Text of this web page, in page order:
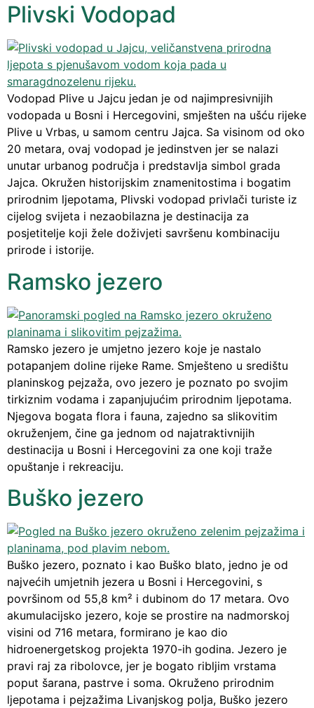
Plivski Vodopad
Vodopad Plive u Jajcu jedan je od najimpresivnijih
vodopada u Bosni i Hercegovini, smješten na ušću rijeke
Plive u Vrbas, u samom centru Jajca. Sa visinom od oko
20 metara, ovaj vodopad je jedinstven jer se nalazi
unutar urbanog područja i predstavlja simbol grada
Jajca. Okružen historijskim znamenitostima i bogatim
prirodnim ljepotama, Plivski vodopad privlači turiste iz
cijelog svijeta i nezaobilazna je destinacija za
posjetitelje koji žele doživjeti savršenu kombinaciju
prirode i istorije.
Ramsko jezero
Ramsko jezero je umjetno jezero koje je nastalo
potapanjem doline rijeke Rame. Smješteno u središtu
planinskog pejzaža, ovo jezero je poznato po svojim
tirkiznim vodama i zapanjujućim prirodnim ljepotama.
Njegova bogata flora i fauna, zajedno sa slikovitim
okruženjem, čine ga jednom od najatraktivnijih
destinacija u Bosni i Hercegovini za one koji traže
opuštanje i rekreaciju.
Buško jezero
Buško jezero, poznato i kao Buško blato, jedno je od
najvećih umjetnih jezera u Bosni i Hercegovini, s
površinom od 55,8 km² i dubinom do 17 metara. Ovo
akumulacijsko jezero, koje se prostire na nadmorskoj
visini od 716 metara, formirano je kao dio
hidroenergetskog projekta 1970-ih godina. Jezero je
pravi raj za ribolovce, jer je bogato ribljim vrstama
poput šarana, pastrve i soma. Okruženo prirodnim
ljepotama i pejzažima Livanjskog polja, Buško jezero